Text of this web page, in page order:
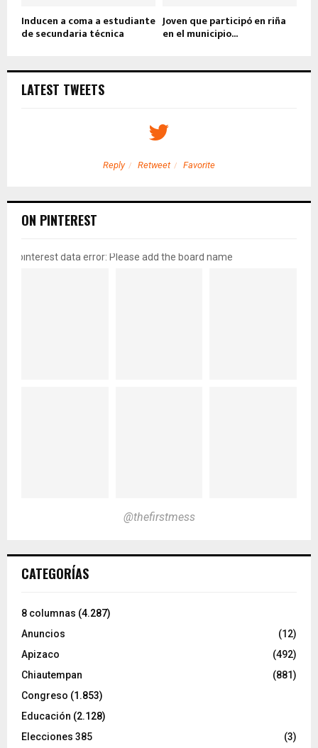
Inducen a coma a estudiante
de secundaria técnica
Joven que participó en riña
en el municipio...
LATEST TWEETS
Reply Retweet Favorite
ON PINTEREST
pinterest data error: Please add the board name
@thefirstmess
CATEGORÍAS
8 columnas (4.287)
Anuncios
(12)
Apizaco
(492)
Chiautempan
(881)
Congreso (1.853)
Educación (2.128)
Elecciones 385
(3)